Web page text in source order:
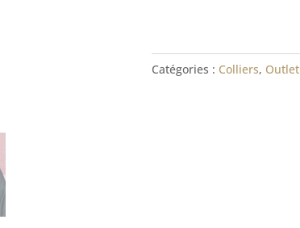
Catégories : Colliers, Outlet